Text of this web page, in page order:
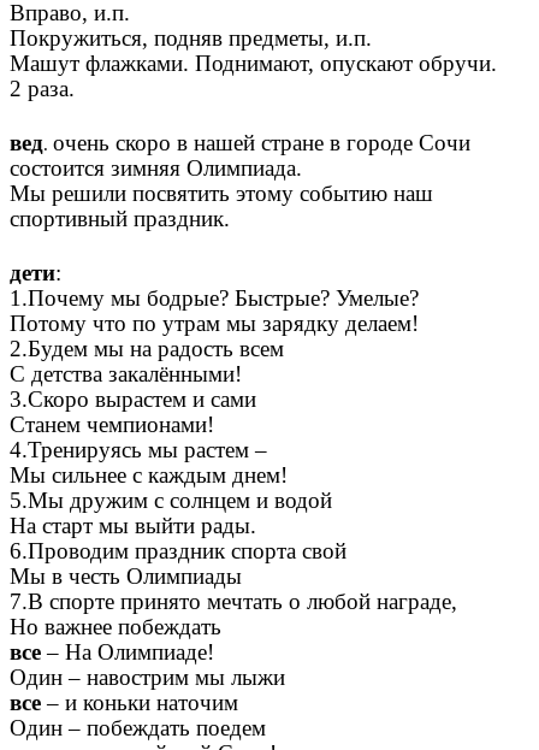
Вправо, и.п.
Покружиться, подняв предметы, и.п.
Машут флажками. Поднимают, опускают обручи.
2 раза.
вед. очень скоро в нашей стране в городе Сочи
состоится зимняя Олимпиада.
Мы решили посвятить этому событию наш
спортивный праздник.
дети:
1.Почему мы бодрые? Быстрые? Умелые?
Потому что по утрам мы зарядку делаем!
2.Будем мы на радость всем
С детства закалёнными!
3.Скоро вырастем и сами
Станем чемпионами!
4.Тренируясь мы растем –
Мы сильнее с каждым днем!
5.Мы дружим с солнцем и водой
На старт мы выйти рады.
6.Проводим праздник спорта свой
Мы в честь Олимпиады
7.В спорте принято мечтать о любой награде,
Но важнее побеждать
все– На Олимпиаде!
Один – навострим мы лыжи
все– и коньки наточим
Один – побеждать поедем